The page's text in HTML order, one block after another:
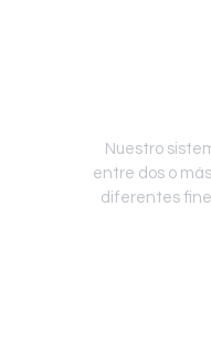
Nuestro
entre dos o
diferentes